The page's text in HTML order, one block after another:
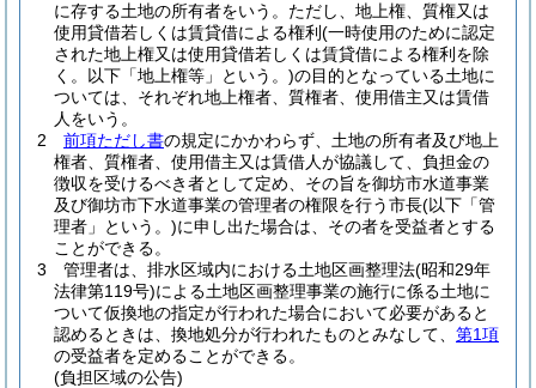
に存する土地の所有者をいう。 ただし、地上権、質権又は
使用貸借若しくは賃貸借による権利 (一時使用のために認定
された地上権又は使用貸借若しくは賃貸借による権利を除
く。以下「地上権等」という。)の目的となっている土地に
ついては、それぞれ地上権者、質権者、使用借主又は賃借
人をいう。
2
前項ただし書の規定にかかわらず、土地の所有者及び地上
権者、質権者、使用借主又は賃借人が協議して、負担金の
徴収を受けるべき者として定め、その旨を御坊市水道事業
及び御坊市下水道事業の管理者の権限を行う市長(以下「管
理者」という。)に申し出た場合は、その者を受益者とする
ことができる。
3
管理者は、排水区域内における土地区画整理法(昭和29年
法律第119号)による土地区画整理事業の施行に係る土地に
ついて仮換地の指定が行われた場合において必要があると
認めるときは、換地処分が行われたものとみなして、 第1項
の受益者を定めることができる。
(負担区域の公告)